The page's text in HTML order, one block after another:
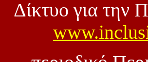
Δίκτυο για την